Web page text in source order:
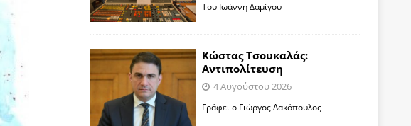
Toυ Ιωάννη Δαμίγου
Κώστας Τσουκαλάς:
Αντιπολίτευση
4 Αυγούστου 2026
Γράφει ο Γιώργος Λακόπουλος